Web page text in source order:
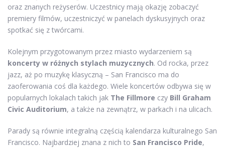
oraz znanych reżyserów. Uczestnicy mają okazję zobaczyć
premiery filmów, uczestniczyć w panelach dyskusyjnych oraz
spotkać się z twórcami.
Kolejnym przygotowanym przez miasto wydarzeniem są
koncerty w różnych stylach muzycznych. Od rocka, przez
jazz, aż po muzykę klasyczną – San Francisco ma do
zaoferowania coś dla każdego. Wiele koncertów odbywa się w
popularnych lokalach takich jak The Fillmore czy Bill Graham
Civic Auditorium, a także na zewnątrz, w parkach i na ulicach.
Parady są równie integralną częścią kalendarza kulturalnego San
Francisco. Najbardziej znana z nich to San Francisco Pride,